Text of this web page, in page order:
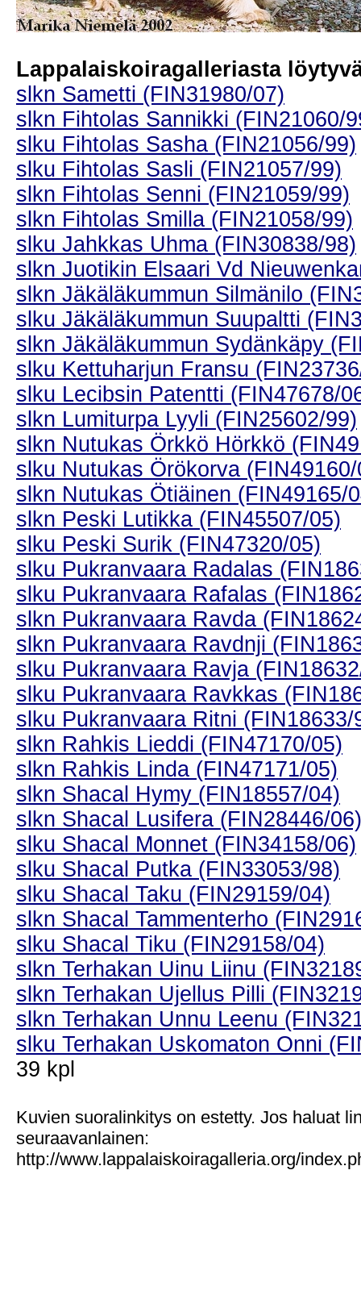
Lappalaiskoiragalleriasta
slkn Sametti (FIN31980/07)
slkn Fihtolas Sannikki (FIN21060/
slku Fihtolas Sasha (FIN21056/99)
slku Fihtolas Sasli (FIN21057/99)
slkn Fihtolas Senni (FIN21059/99)
slkn Fihtolas Smilla (FIN21058/99)
slku Jahkkas Uhma (FIN30838/98)
slkn Juotikin Elsaari Vd
slkn Jäkäläkummun Silmänilo
slku Jäkäläkummun Suupaltti
slkn Jäkäläkummun Sydänkäpy
slku Kettuharjun Fransu
slku Lecibsin Patentti (FIN47678/
slkn Lumiturpa Lyyli (FIN25602/99)
slkn Nutukas Örkkö Hörkkö
slku Nutukas Örökorva
slkn Nutukas Ötiäinen (FIN49165/
slkn Peski Lutikka (FIN45507/05)
slku Peski Surik (FIN47320/05)
slku Pukranvaara Radalas
slku Pukranvaara Rafalas
slkn Pukranvaara Ravda
slkn Pukranvaara Ravdnji
slku Pukranvaara Ravja
slku Pukranvaara Ravkkas
slku Pukranvaara Ritni (FIN18633/
slkn Rahkis Lieddi (FIN47170/05)
slkn Rahkis Linda (FIN47171/05)
slkn Shacal Hymy (FIN18557/04)
slkn Shacal Lusifera (FIN28446/06)
slku Shacal Monnet (FIN34158/06)
slku Shacal Putka (FIN33053/98)
slku Shacal Taku (FIN29159/04)
slkn Shacal Tammenterho
slku Shacal Tiku (FIN29158/04)
slkn Terhakan Uinu Liinu
slkn Terhakan Ujellus Pilli
slkn Terhakan Unnu Leenu
slku Terhakan Uskomaton Onni
39 kpl
Kuvien suoralinkitys on estetty. Jos haluat
seuraavanlainen:
http://www.lappalaiskoiragalleria.org/